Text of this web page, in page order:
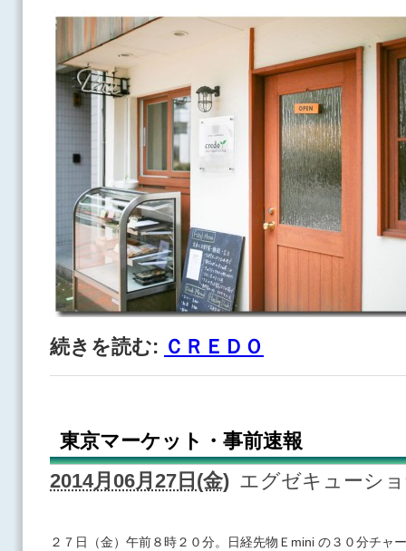
続きを読む: ＣＲＥＤＯ
東京マーケット・事前速報
2014月06月27日(金) エグゼキューシ
２７日（金）午前８時２０分。日経先物Ｅmini の３０分チャ